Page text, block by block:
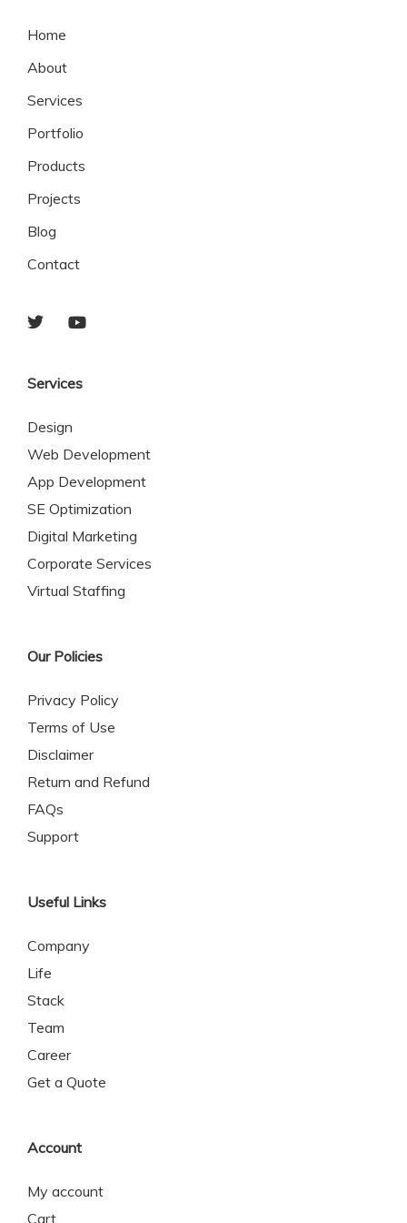
Home
About
Services
Portfolio
Products
Projects
Blog
Contact
Services
Design
Web Development
App Development
SE Optimization
Digital Marketing
Corporate Services
Virtual Staffing
Our Policies
Privacy Policy
Terms of Use
Disclaimer
Return and Refund
FAQs
Support
Useful Links
Company
Life
Stack
Team
Career
Get a Quote
Account
My account
Cart